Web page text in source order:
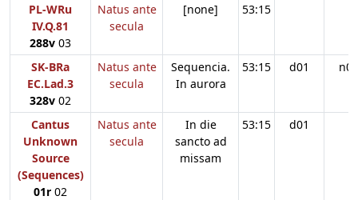
PL-WRu
IV.Q.81
288v 03
Natus ante
secula
[none] 53:15
SK-BRa
EC.Lad.3
328v 02
Natus ante
secula
Sequencia.
In aurora
53:15 d01 n01
Cantus
Unknown
Source
(Sequences)
01r 02
Natus ante
secula
In die
sancto ad
missam
53:15 d01